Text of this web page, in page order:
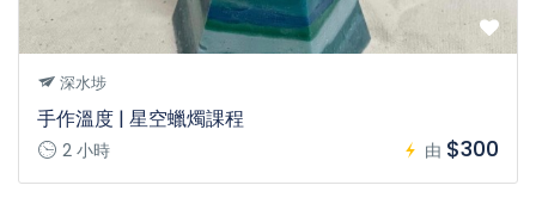
深水埗
手作溫度 | 星空蠟燭課程
2 小時 由 $300